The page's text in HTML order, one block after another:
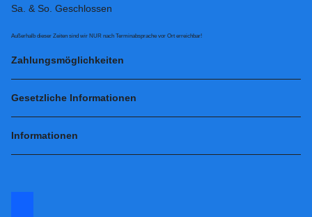
Sa. & So. Geschlossen
Außerhalb dieser Zeiten sind wir NUR nach Terminabsprache vor Ort erreichbar!
Zahlungsmöglichkeiten
Gesetzliche Informationen
Informationen